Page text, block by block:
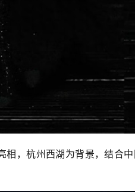
相，杭州西湖为背景，结合